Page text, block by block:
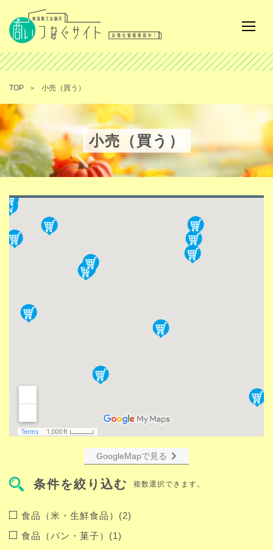
TOP 小売（買う）
小売（買う）
GoogleMapで見る
条件を絞り込む 複数選択できます。
食品（米・生鮮食品）(2)
食品（パン・菓子）(1)